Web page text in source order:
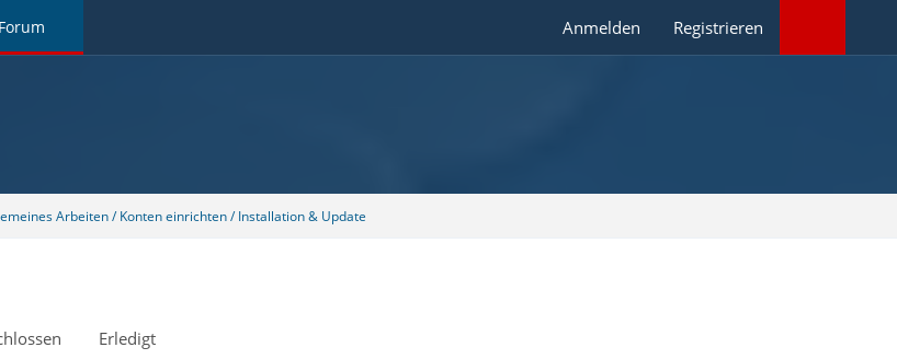
Forum Anmelden Registrieren
Arbeiten / Konten einrichten / Installation & Update
Erledigt